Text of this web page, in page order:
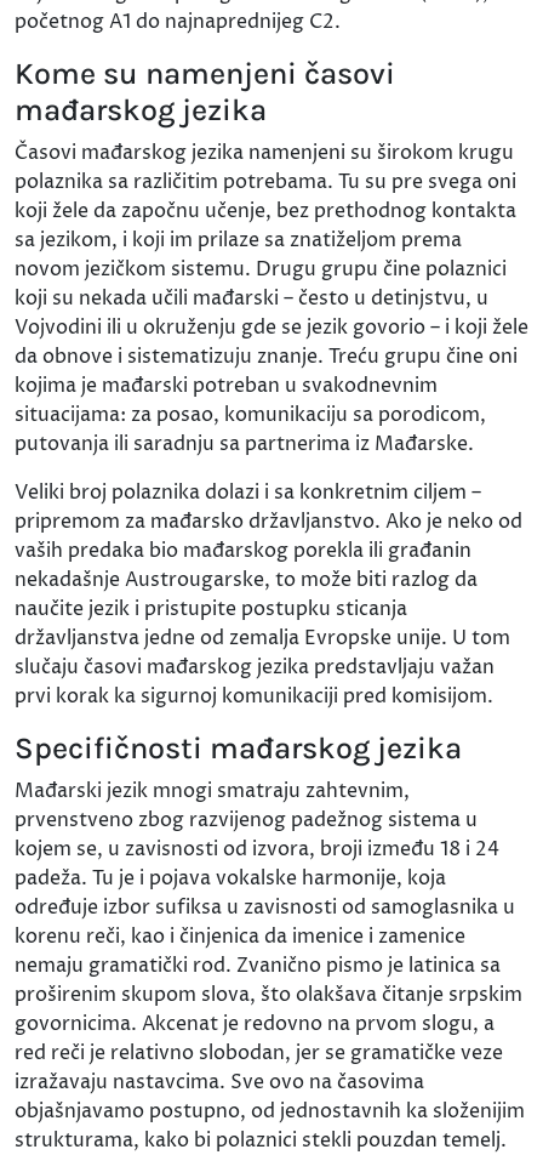
početnog A1 do najnaprednijeg C2.
Kome su namenjeni časovi
mađarskog jezika
Časovi mađarskog jezika namenjeni su širokom krugu
polaznika sa različitim potrebama. Tu su pre svega oni
koji žele da započnu učenje, bez prethodnog kontakta
sa jezikom, i koji im prilaze sa znatiželjom prema
novom jezičkom sistemu. Drugu grupu čine polaznici
koji su nekada učili mađarski – često u detinjstvu, u
Vojvodini ili u okruženju gde se jezik govorio – i koji žele
da obnove i sistematizuju znanje. Treću grupu čine oni
kojima je mađarski potreban u svakodnevnim
situacijama: za posao, komunikaciju sa porodicom,
putovanja ili saradnju sa partnerima iz Mađarske.
Veliki broj polaznika dolazi i sa konkretnim ciljem –
pripremom za mađarsko državljanstvo. Ako je neko od
vaših predaka bio mađarskog porekla ili građanin
nekadašnje Austrougarske, to može biti razlog da
naučite jezik i pristupite postupku sticanja
državljanstva jedne od zemalja Evropske unije. U tom
slučaju časovi mađarskog jezika predstavljaju važan
prvi korak ka sigurnoj komunikaciji pred komisijom.
Specifičnosti mađarskog jezika
Mađarski jezik mnogi smatraju zahtevnim,
prvenstveno zbog razvijenog padežnog sistema u
kojem se, u zavisnosti od izvora, broji između 18 i 24
padeža. Tu je i pojava vokalske harmonije, koja
određuje izbor sufiksa u zavisnosti od samoglasnika u
korenu reči, kao i činjenica da imenice i zamenice
nemaju gramatički rod. Zvanično pismo je latinica sa
proširenim skupom slova, što olakšava čitanje srpskim
govornicima. Akcenat je redovno na prvom slogu, a
red reči je relativno slobodan, jer se gramatičke veze
izražavaju nastavcima. Sve ovo na časovima
objašnjavamo postupno, od jednostavnih ka složenijim
strukturama, kako bi polaznici stekli pouzdan temelj.